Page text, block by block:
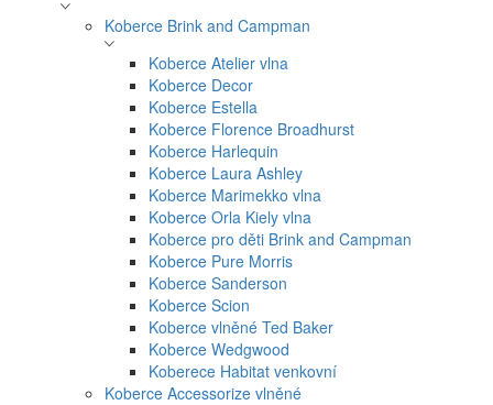
Koberce Brink and Campman
Koberce Atelier vlna
Koberce Decor
Koberce Estella
Koberce Florence Broadhurst
Koberce Harlequin
Koberce Laura Ashley
Koberce Marimekko vlna
Koberce Orla Kiely vlna
Koberce pro děti Brink and Campman
Koberce Pure Morris
Koberce Sanderson
Koberce Scion
Koberce vlněné Ted Baker
Koberce Wedgwood
Koberece Habitat venkovní
Koberce Accessorize vlněné